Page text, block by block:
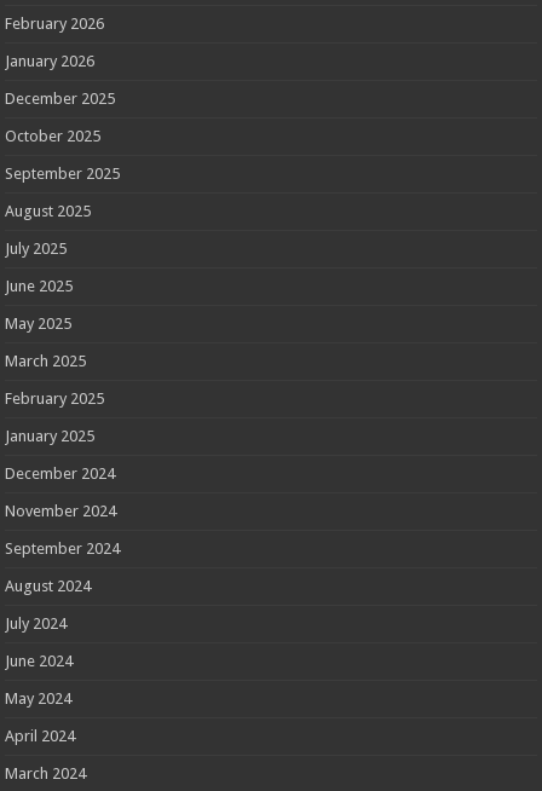
February 2026
January 2026
December 2025
October 2025
September 2025
August 2025
July 2025
June 2025
May 2025
March 2025
February 2025
January 2025
December 2024
November 2024
September 2024
August 2024
July 2024
June 2024
May 2024
April 2024
March 2024